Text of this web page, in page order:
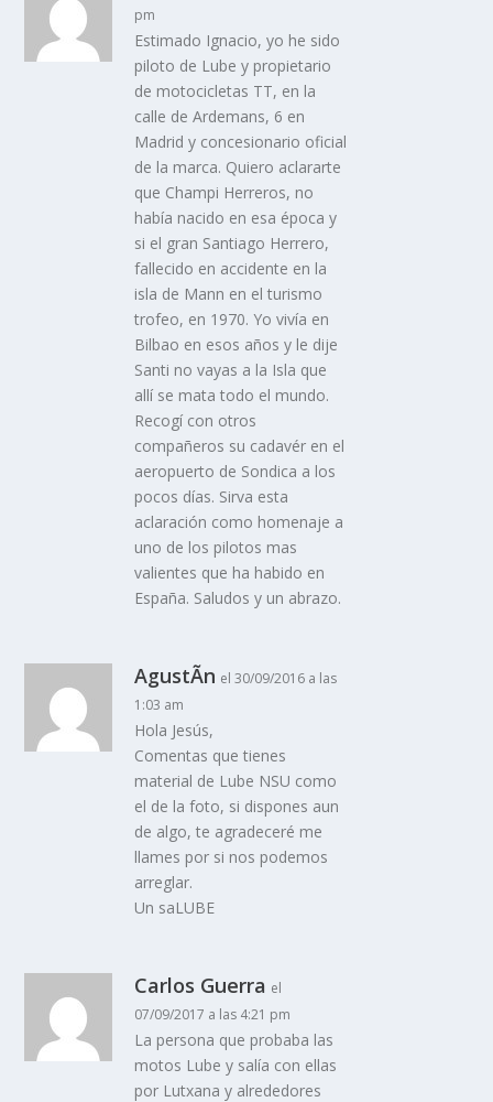
pm
Estimado Ignacio, yo he sido
piloto de Lube y propietario
de motocicletas TT, en la
calle de Ardemans, 6 en
Madrid y concesionario oficial
de la marca. Quiero aclararte
que Champi Herreros, no
habí­a nacido en esa época y
si el gran Santiago Herrero,
fallecido en accidente en la
isla de Mann en el turismo
trofeo, en 1970. Yo viví­a en
Bilbao en esos años y le dije
Santi no vayas a la Isla que
allí­ se mata todo el mundo.
Recogí­ con otros
compañeros su cadavér en el
aeropuerto de Sondica a los
pocos dí­as. Sirva esta
aclaración como homenaje a
uno de los pilotos mas
valientes que ha habido en
España. Saludos y un abrazo.
AgustÃ­n el 30/09/2016 a las
1:03 am
Hola Jesús,
Comentas que tienes
material de Lube NSU como
el de la foto, si dispones aun
de algo, te agradeceré me
llames por si nos podemos
arreglar.
Un saLUBE
Carlos Guerra el
07/09/2017 a las 4:21 pm
La persona que probaba las
motos Lube y salí­a con ellas
por Lutxana y alrededores